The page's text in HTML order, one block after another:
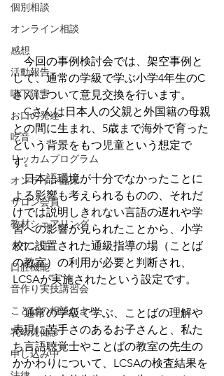
個別相談
オンライン相談
感想
活動報告
嚥下障害
お口の発達
吃音
リッカムプログラム
オンライン臨床
サロン会員
教材シェアリング
ダウン症
口腔機能
音作り実技講習会
ことばの相談だより
乳幼児健診
申し込み中
今回の事例検討会では、架空事例と
して、通常の学級で学ぶ小学4年生のC
さんについて意見交換を行います。
Cさんは日本人の父親と外国籍の母親
との間に生まれ、5歳まで海外で育った
という背景をもつ児童という想定で
す。
日本語環境が十分でなかったことに
よる影響も考えられるものの、それだ
けでは説明しきれない言語の遅れや学
習への影響が見られたことから、小学
校に設置された通級指導の場（ことば
の教室）の利用が必要と判断され、
LCSAが実施されたという設定です。
通常の学級で学ぶ、ことばの理解や
表現に苦手さのあるお子さんと、私た
ち言語聴覚士やことばの教室の先生の
かかわりについて、LCSAの検査結果を